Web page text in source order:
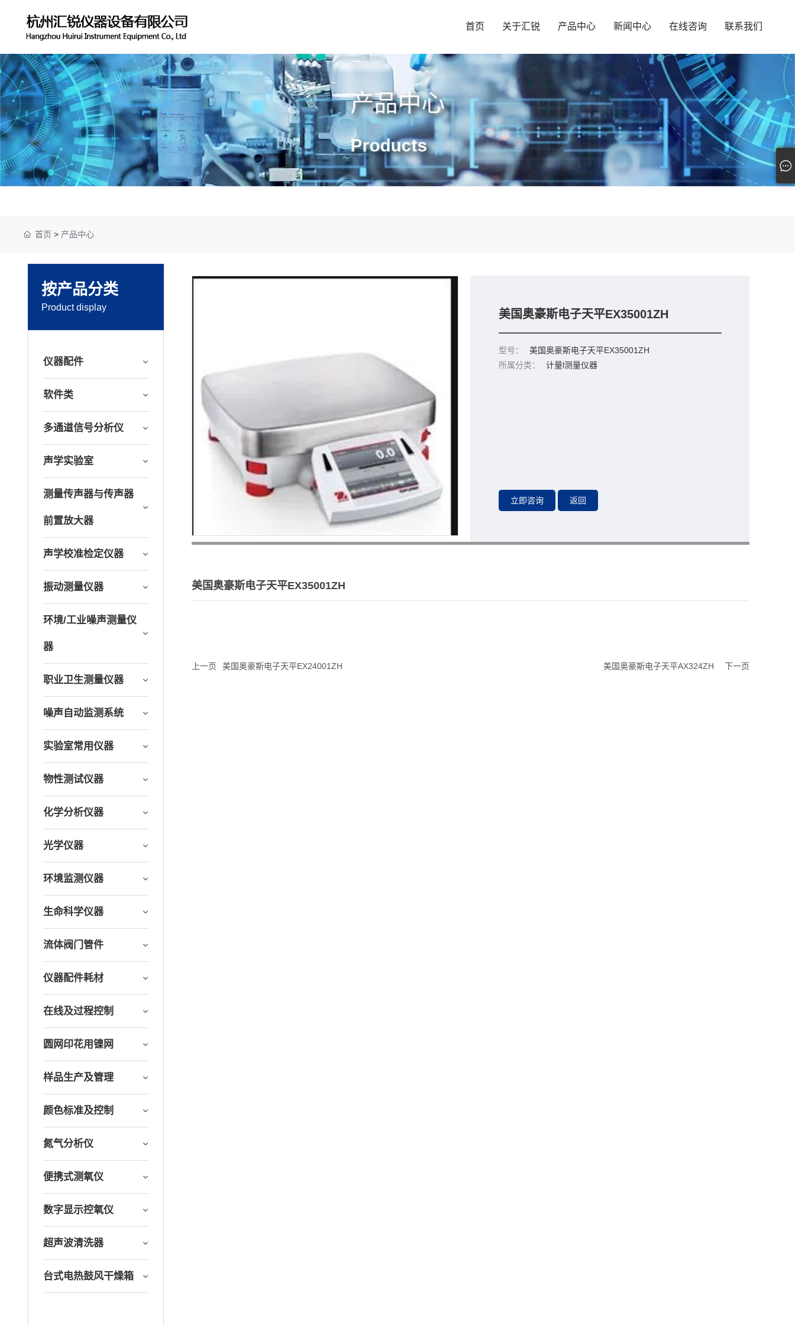
首页 关于汇锐 产品中心 新闻中心 在线咨询 联系我们
产品中心
Products
首页 > 产品中心
按产品分类
Product display
仪器配件
软件类
多通道信号分析仪
声学实验室
测量传声器与传声器
前置放大器
声学校准检定仪器
振动测量仪器
环境/工业噪声测量仪
器
职业卫生测量仪器
噪声自动监测系统
实验室常用仪器
物性测试仪器
化学分析仪器
光学仪器
环境监测仪器
生命科学仪器
流体阀门管件
仪器配件耗材
在线及过程控制
圆网印花用镍网
样品生产及管理
颜色标准及控制
氮气分析仪
便携式测氧仪
数字显示控氧仪
超声波清洗器
台式电热鼓风干燥箱
美国奥豪斯电子天平EX35001ZH
型号：
美国奥豪斯电子天平EX35001ZH
所属分类：
计量l测量仪器
美国奥豪斯电子天平EX35001ZH
上一页 美国奥豪斯电子天平EX24001ZH 美国奥豪斯电子天平AX324ZH 下一页